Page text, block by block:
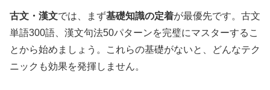
古文・漢文では、まず基礎知識の定着が最優先です。古文
単語300語、漢文句法50パターンを完璧にマスターするこ
とから始めましょう。これらの基礎がないと、どんなテク
ニックも効果を発揮しません。